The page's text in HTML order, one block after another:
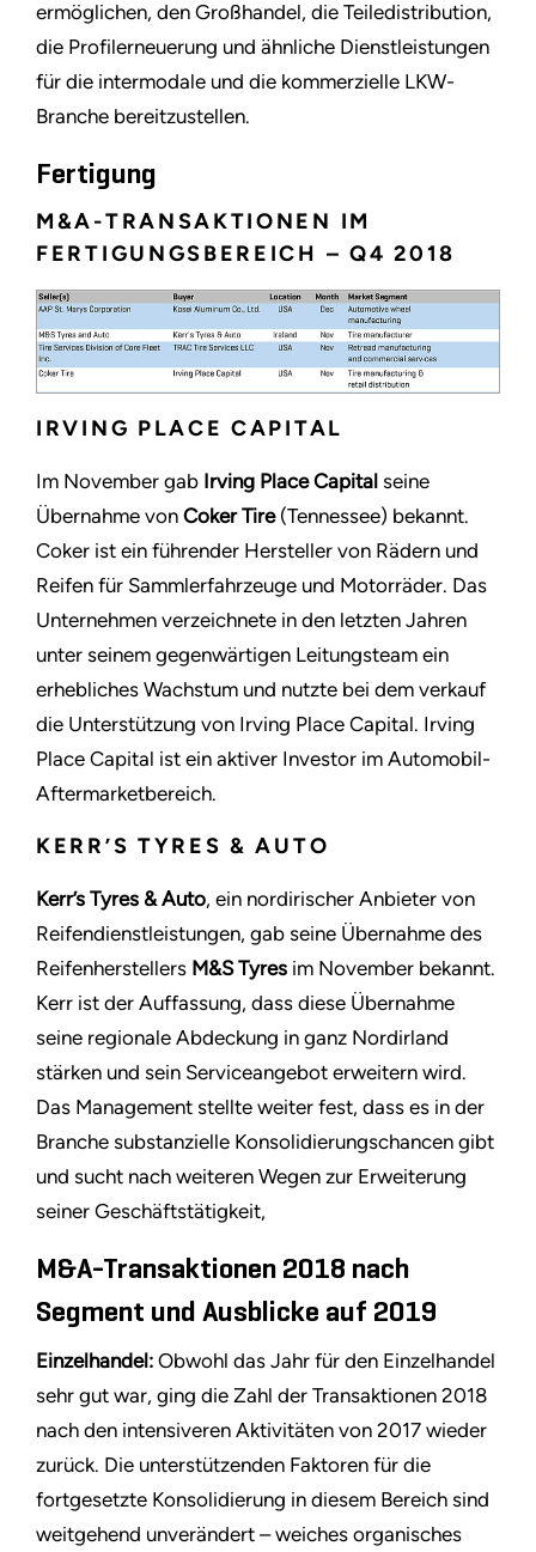
ermöglichen, den Großhandel, die Teiledistribution,
die Profilerneuerung und ähnliche Dienstleistungen
für die intermodale und die kommerzielle LKW-
Branche bereitzustellen.
Fertigung
M&A-TRANSAKTIONEN IM
FERTIGUNGSBEREICH – Q4 2018
IRVING PLACE CAPITAL
Im November gab Irving Place Capital seine
Übernahme von Coker Tire(Tennessee) bekannt.
Coker ist ein führender Hersteller von Rädern und
Reifen für Sammlerfahrzeuge und Motorräder. Das
Unternehmen verzeichnete in den letzten Jahren
unter seinem gegenwärtigen Leitungsteam ein
erhebliches Wachstum und nutzte bei dem verkauf
die Unterstützung von Irving Place Capital. Irving
Place Capital ist ein aktiver Investor im Automobil-
Aftermarketbereich.
KERR’S TYRES & AUTO
Kerr’s Tyres & Auto, ein nordirischer Anbieter von
Reifendienstleistungen, gab seine Übernahme des
Reifenherstellers M&S Tyres im November bekannt.
Kerr ist der Auffassung, dass diese Übernahme
seine regionale Abdeckung in ganz Nordirland
stärken und sein Serviceangebot erweitern wird.
Das Management stellte weiter fest, dass es in der
Branche substanzielle Konsolidierungschancen gibt
und sucht nach weiteren Wegen zur Erweiterung
seiner Geschäftstätigkeit,
M&A-Transaktionen 2018 nach
Segment und Ausblicke auf 2019
Einzelhandel: Obwohl das Jahr für den Einzelhandel
sehr gut war, ging die Zahl der Transaktionen 2018
nach den intensiveren Aktivitäten von 2017 wieder
zurück. Die unterstützenden Faktoren für die
fortgesetzte Konsolidierung in diesem Bereich sind
weitgehend unverändert – weiches organisches